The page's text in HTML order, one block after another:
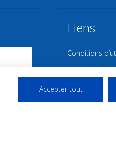
Liens
Conditions
Contact NL
Copyright
Mentions
Accepter tout